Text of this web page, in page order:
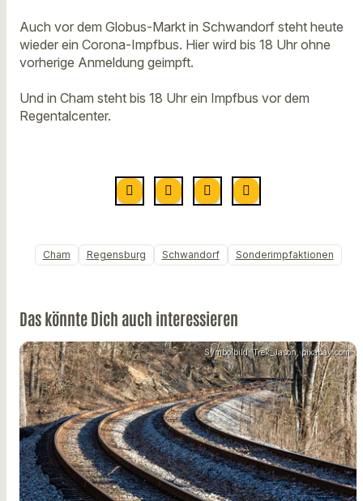
Auch vor dem Globus-Markt in Schwandorf steht heute
wieder ein Corona-Impfbus. Hier wird bis 18 Uhr ohne
vorherige Anmeldung geimpft.
Und in Cham steht bis 18 Uhr ein Impfbus vor dem
Regentalcenter.
Cham Regensburg Schwandorf Sonderimpfaktionen
Das könnte Dich auch interessieren
Symbolbild: Trek_Jason, pixabay.com